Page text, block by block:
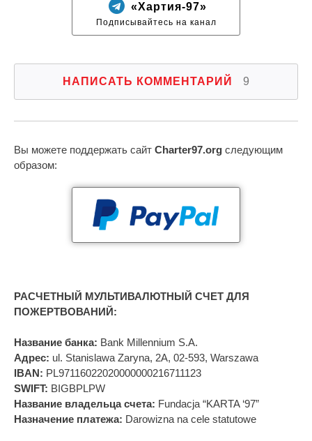
«Хартия-97»
Подписывайтесь на канал
НАПИСАТЬ КОММЕНТАРИЙ 9
Вы можете поддержать сайт Charter97.org следующим
образом:
РАСЧЕТНЫЙ МУЛЬТИВАЛЮТНЫЙ СЧЕТ ДЛЯ
ПОЖЕРТВОВАНИЙ:
Название банка: Bank Millennium S.A.
Адрес: ul. Stanislawa Zaryna, 2A, 02-593, Warszawa
IBAN: PL97116022020000000216711123
SWIFT: BIGBPLPW
Название владельца счета: Fundacja “KARTA ‘97”
Назначение платежа: Darowizna na cele statutowe